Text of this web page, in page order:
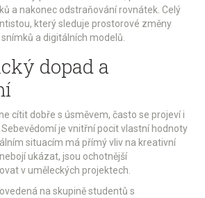
a nakonec odstraňování rovnátek. Celý
který sleduje prostorové změny
a digitálních modelů.
dopad a
cítit dobře s úsměvem, často se projeví i
Sebevědomíje vnitřní pocit vlastní hodnoty
situacím má přímý vliv na kreativní
ukázat, jsou ochotnější
v uměleckých projektech.
na skupině studentů s